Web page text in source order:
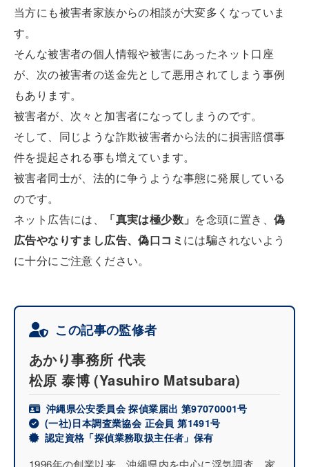
当方にも被害者家族からの相談が大変多くなっていま
す。
そんな被害者の個人情報や被害にあったネット口座
が、次の被害者の送金先として悪用されてしまう事例
もあります。
被害者が、次々と加害者になってしまうのです。
そして、同じような詐欺被害者から法的に損害賠償事
件を提起される事も増えています。
被害者同士が、法的に争うような事態に発展している
のです。
ネット広告には、
「真実は極少数」 を念頭に置き、偽
広告やなりすまし広告、偽口コミ には騙されないよう
に十分にご注意ください。
この記事の監修者
あかり事務所 代表
松原 泰博(Yasuhiro Matsubara)
沖縄県公安委員会 探偵業届出 第97070001号
(一社)日本調査業協会 正会員 第1491号
認定資格「探偵業務取扱主任者」保有
1996年の創業以来、沖縄県内を中心に浮気調査、家